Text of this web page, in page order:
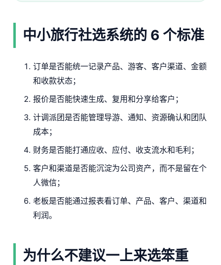
中小旅行社选系统的 6 个标准
订单是否能统一记录产品、游客、客户渠道、金额
和收款状态；
报价是否能快速生成、复用和分享给客户；
计调派团是否能管理导游、通知、资源确认和团队
成本；
财务是否能打通应收、应付、收支流水和毛利；
客户和渠道是否能沉淀为公司资产，而不是留在个
人微信；
老板是否能通过报表看订单、产品、客户、渠道和
利润。
为什么不建议一上来选笨重